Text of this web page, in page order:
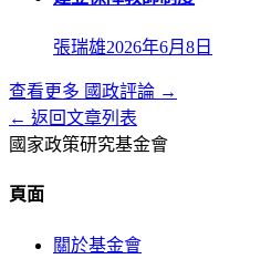
張瑞雄2026年6月8日
查看更多 國政評論 →
← 返回文章列表
國家政策研究基金會
頁面
關於基金會